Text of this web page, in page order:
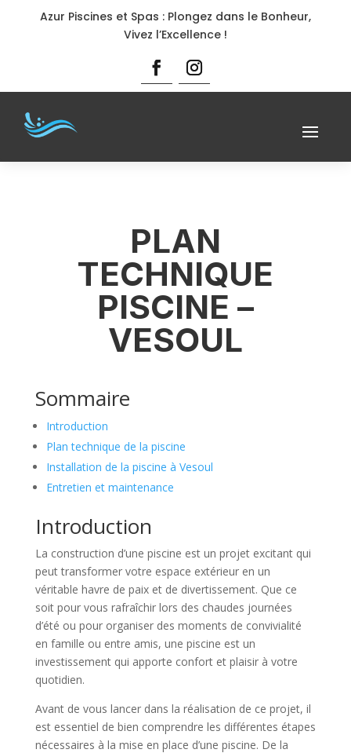
Azur Piscines et Spas : Plongez dans le Bonheur,
Vivez l’Excellence !
PLAN
TECHNIQUE
PISCINE –
VESOUL
Sommaire
Introduction
Plan technique de la piscine
Installation de la piscine à Vesoul
Entretien et maintenance
Introduction
La construction d’une piscine est un projet excitant qui
peut transformer votre espace extérieur en un
véritable havre de paix et de divertissement. Que ce
soit pour vous rafraîchir lors des chaudes journées
d’été ou pour organiser des moments de convivialité
en famille ou entre amis, une piscine est un
investissement qui apporte confort et plaisir à votre
quotidien.
Avant de vous lancer dans la réalisation de ce projet, il
est essentiel de bien comprendre les différentes étapes
nécessaires à la mise en place d’une piscine. De la